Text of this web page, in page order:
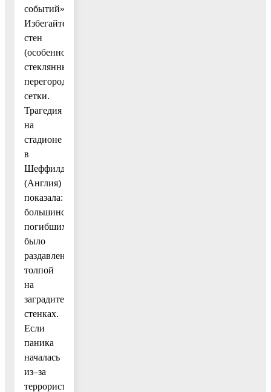
событий».
Избегайте
стен
(особенно
стеклянных),
перегородок,
сетки.
Трагедия
на
стадионе
в
Шеффилде
(Англия)
показала:
большинство
погибших
было
раздавлено
толпой
на
заградительных
стенках.
Если
паника
началась
из–за
террористического